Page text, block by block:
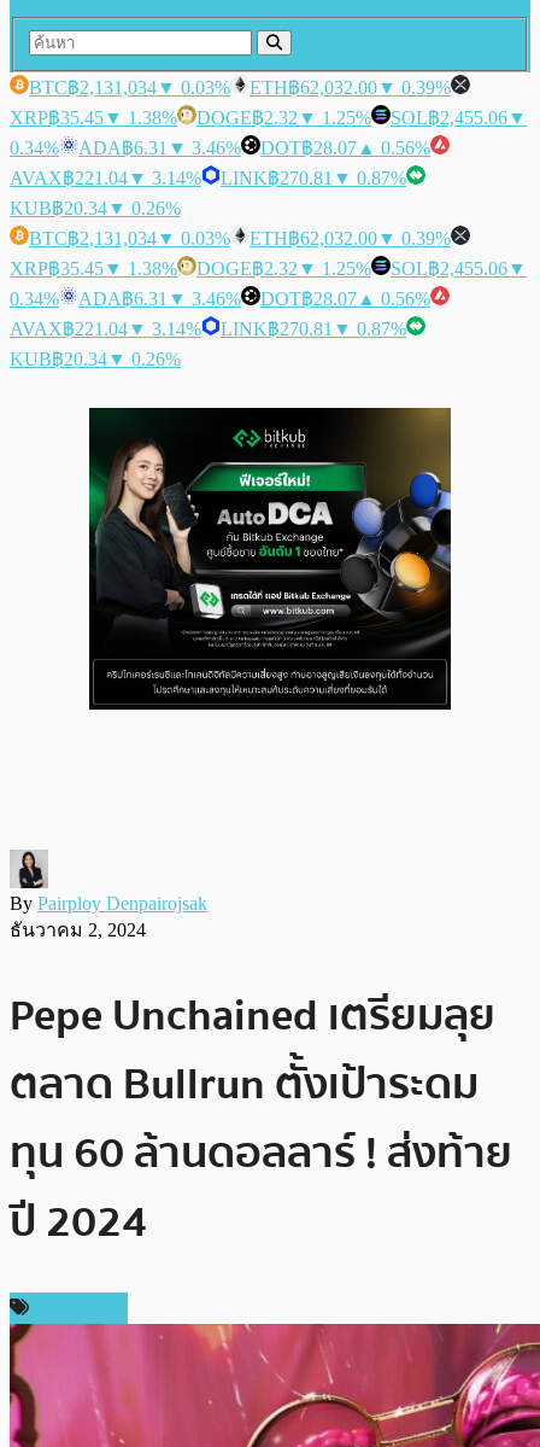
BTC฿2,131,034▼ 0.03% ETH฿62,032.00▼ 0.39%
XRP฿35.45▼ 1.38% DOGE฿2.32 ▼ 1.25% SOL฿2,455.06▼
0.34%
ADA฿6.31 ▼ 3.46% DOT฿28.07 ▲ 0.56%
AVAX฿221.04▼ 3.14% LINK฿270.81 ▼ 0.87%
KUB฿20.34▼ 0.26%
BTC฿2,131,034▼ 0.03% ETH฿62,032.00▼ 0.39%
XRP฿35.45▼ 1.38% DOGE฿2.32 ▼ 1.25% SOL฿2,455.06▼
0.34%
ADA฿6.31 ▼ 3.46% DOT฿28.07 ▲ 0.56%
AVAX฿221.04▼ 3.14% LINK฿270.81 ▼ 0.87%
KUB฿20.34▼ 0.26%
By Pairploy Denpairojsak
ธันวาคม 2, 2024
Pepe Unchained เตรียมลุย
ตลาด Bullrun ตั้งเป้าระดม
ทุน 60 ล้านดอลลาร์ ! ส่งท้าย
ปี 2024